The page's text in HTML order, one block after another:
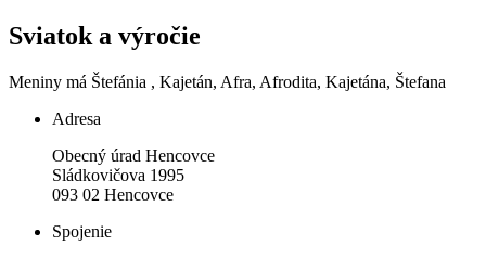
Sviatok a výročie
Meniny má Štefánia , Kajetán, Afra, Afrodita, Kajetána, Štefana
Adresa
Obecný úrad Hencovce
Sládkovičova 1995
093 02 Hencovce
Spojenie